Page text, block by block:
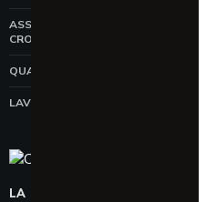
ASSICURAZIONE
CROCI
QUALITÀ CROCI
LAVORA CON NOI
LA